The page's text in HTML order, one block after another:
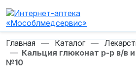
Главная — Каталог —
— Кальция глюконат р-р в/в
№10